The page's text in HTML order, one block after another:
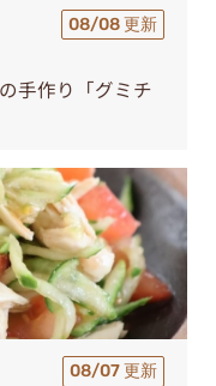
08/08 更新
手作り「グミチ
08/07 更新